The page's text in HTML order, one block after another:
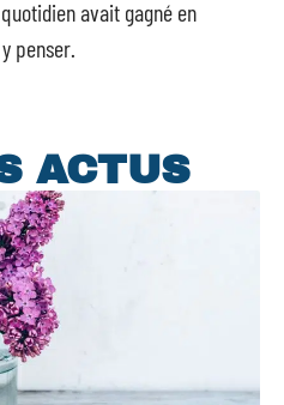
avait gagné en
penser.
ACTUS